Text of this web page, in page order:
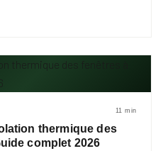
11 min
thermique des
complet 2026